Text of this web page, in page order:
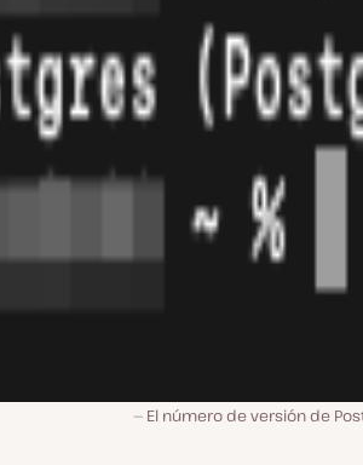
El número de versión de